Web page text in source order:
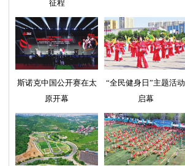
征程
斯诺克中国公开赛在太
原开幕
“全民健身日”主题活动
启幕